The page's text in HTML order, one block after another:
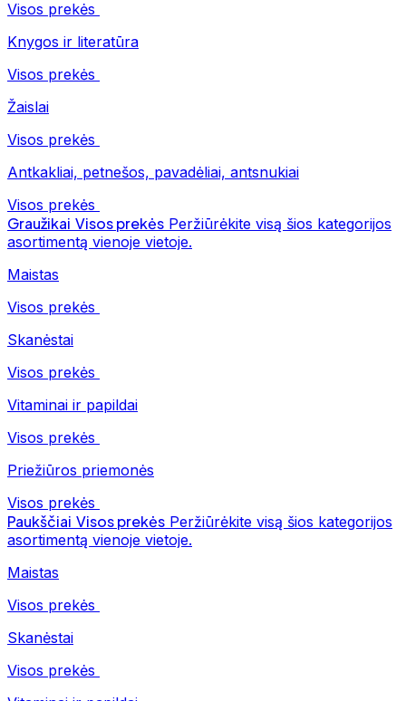
Visos prekės
Knygos ir literatūra
Visos prekės
Žaislai
Visos prekės
Antkakliai, petnešos, pavadėliai, antsnukiai
Visos prekės
Graužikai Visos prekės Peržiūrėkite visą šios kategorijos
asortimentą vienoje vietoje.
Maistas
Visos prekės
Skanėstai
Visos prekės
Vitaminai ir papildai
Visos prekės
Priežiūros priemonės
Visos prekės
Paukščiai Visos prekės Peržiūrėkite visą šios kategorijos
asortimentą vienoje vietoje.
Maistas
Visos prekės
Skanėstai
Visos prekės